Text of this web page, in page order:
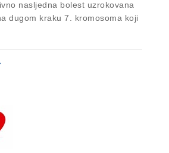
nasljedna bolest uzrokovana
dugom kraku 7. kromosoma koji